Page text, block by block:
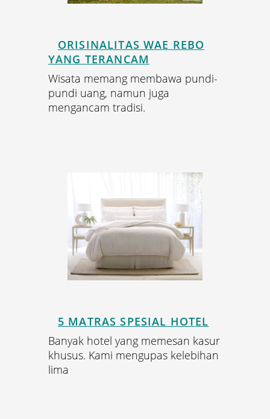
ORISINALITAS WAE REBO
YANG TERANCAM
Wisata memang membawa pundi-
pundi uang, namun juga
mengancam tradisi.
5 MATRAS SPESIAL HOTEL
Banyak hotel yang memesan kasur
khusus. Kami mengupas kelebihan
lima